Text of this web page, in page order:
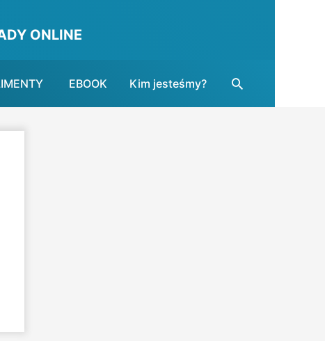
ONLINE
EBOOK Kim jesteśmy? Search